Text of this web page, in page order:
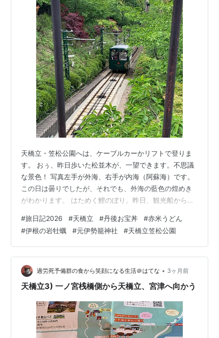
天橋立・笠松公園へは、ケーブルカーかリフトで登りま
す。 おぅ、昨日歩いた松並木が、一望できます。不思議
な景色！ 写真左手が外海、右手が内海（阿蘇海）です。
この日は曇りでしたが、それでも、外海の藍色の煌めき
がわかります。 はためく鯉のぼり。昨日、観光船から見
ば、成相寺方面へ向かうこともできるそう。 保護柵の間
から、天橋立桟橋側をズームすると、砂州が広がり、伸
びているのがわかります。潮流をうけ、人の手もあり、
砂州はそれぞれの幅を守っているのが、面白いです。 こ
んな形に写真をとると、緑の水龍が、小首を傾げている
ようにも、みえませんか？（ニッコリ） 1…
#旅日記2026 #天橋立 #丹後お宝丼 #赤米うどん
#伊根の岩牡蠣 #元伊勢籠神社 #天橋立笠松公園
過労死予備群の食から笑顔になる生活＠はてな • 3ヶ月前
天橋立3) 一ノ宮桟橋側から天橋立、宮津へ向かう